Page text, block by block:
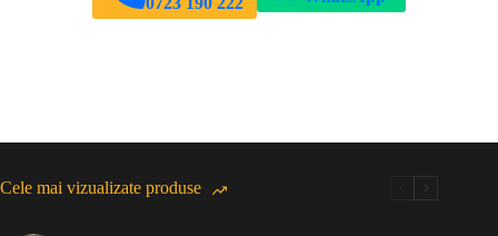
Cele mai vizualizate produse